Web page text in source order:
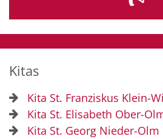
Kitas
Kita St. Franziskus Klein-
Kita St. Elisabeth Ober-
Kita St. Georg Nieder-Olm